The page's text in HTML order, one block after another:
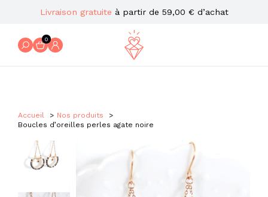
Livraison gratuite à partir de 59,00 € d’achat
0
Accueil
Nos produits
Boucles d’oreilles perles agate noire